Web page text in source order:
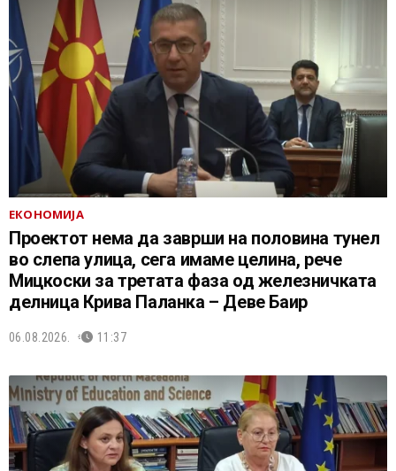
ЕКОНОМИЈА
Проектот нема да заврши на половина тунел
во слепа улица, сега имаме целина, рече
Мицкоски за третата фаза од железничката
делница Крива Паланка – Деве Баир
06.08.2026. 11:37